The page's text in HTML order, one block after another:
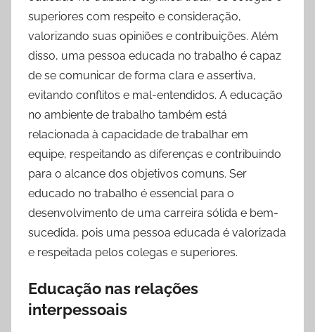
superiores com respeito e consideração,
valorizando suas opiniões e contribuições. Além
disso, uma pessoa educada no trabalho é capaz
de se comunicar de forma clara e assertiva,
evitando conflitos e mal-entendidos. A educação
no ambiente de trabalho também está
relacionada à capacidade de trabalhar em
equipe, respeitando as diferenças e contribuindo
para o alcance dos objetivos comuns. Ser
educado no trabalho é essencial para o
desenvolvimento de uma carreira sólida e bem-
sucedida, pois uma pessoa educada é valorizada
e respeitada pelos colegas e superiores.
Educação nas relações
interpessoais